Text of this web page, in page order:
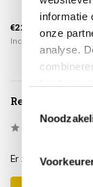
informatie
onze
analyse.
€225,00
Incl. btw
Reviews
Er zijn nog geen